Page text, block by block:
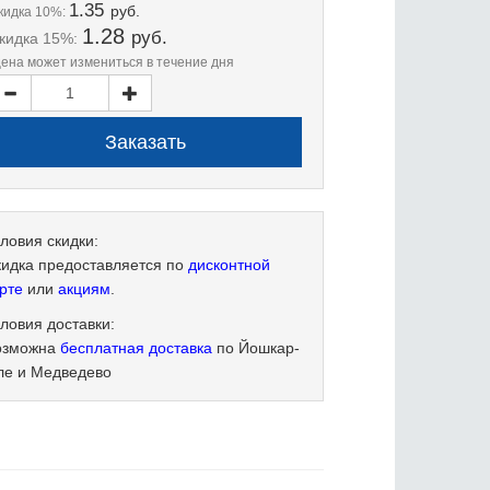
10%: 1.35 руб.
15%: 1.28 руб.
может измениться в течение дня
скидки:
предоставляется по дисконтной
илиакциям
доставки:
бесплатная доставка по Йошкар-
и Медведево